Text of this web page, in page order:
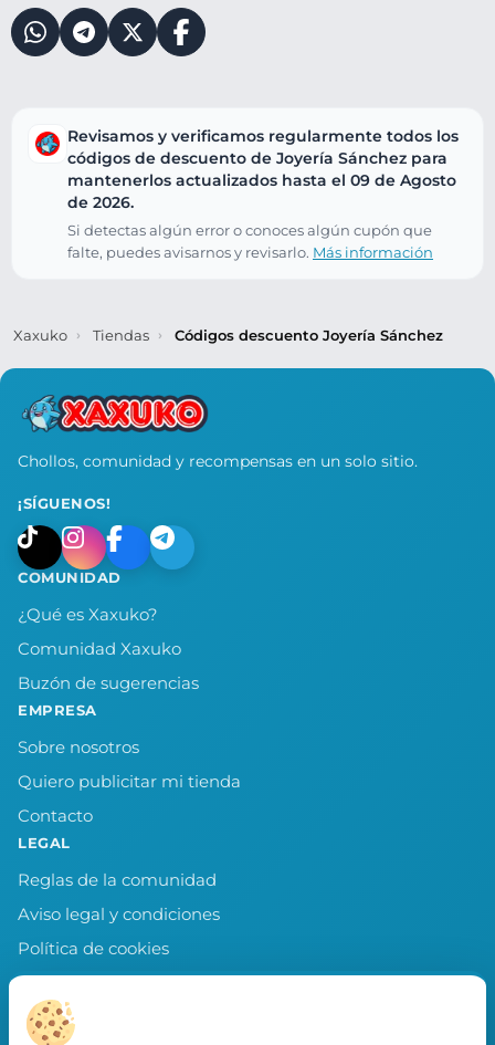
Revisamos y verificamos regularmente todos los
códigos de descuento de Joyería Sánchez para
mantenerlos actualizados hasta el 09 de Agosto
de 2026.
Si detectas algún error o conoces algún cupón que
falte, puedes avisarnos y revisarlo. Más información
Xaxuko Tiendas Códigos descuento Joyería Sánchez
Chollos, comunidad y recompensas en un solo sitio.
¡SÍGUENOS!
COMUNIDAD
¿Qué es Xaxuko?
Comunidad Xaxuko
Buzón de sugerencias
EMPRESA
Sobre nosotros
Quiero publicitar mi tienda
Contacto
LEGAL
Reglas de la comunidad
Aviso legal y condiciones
Política de cookies
Política de privacidad
Preferencias de cookies